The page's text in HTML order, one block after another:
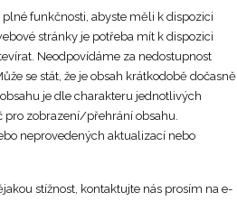
funkčnosti, abyste měli k dispozici
stránky je potřeba mít k dispozici
Neodpovídáme za nedostupnost
se stát, že je obsah krátkodobě dočasně
je dle charakteru jednotlivých
pro zobrazení/přehrání obsahu.
neprovedených aktualizací nebo
stížnost, kontaktujte nás prosím na e-